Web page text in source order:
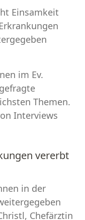
Einsamkeit
im Ev.
Themen.
Interviews
vererbt
in der
Chefärztin